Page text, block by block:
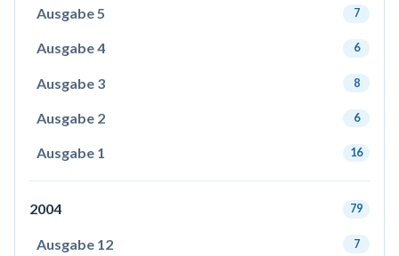
Ausgabe 5 7
Ausgabe 4 6
Ausgabe 3 8
Ausgabe 2 6
Ausgabe 1 16
2004 79
Ausgabe 12 7